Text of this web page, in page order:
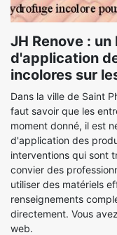
JH Renove :
d'application
incolores sur
Dans la ville de Saint
faut savoir que les
moment donné, il est
d'application des
interventions qui sont
convier des
utiliser des matériels
renseignements
directement. Vous
web.